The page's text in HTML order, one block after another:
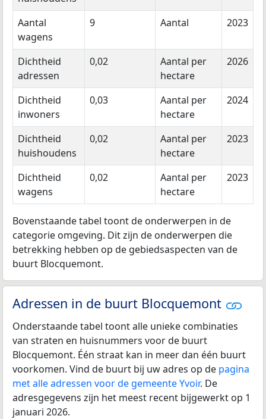
Aantal
wagens
9 Aantal 2023
Dichtheid
adressen
0,02
Aantal per
hectare
2026
Dichtheid
inwoners
0,03
Aantal per
hectare
2024
Dichtheid
huishoudens
0,02
Aantal per
hectare
2023
Dichtheid
wagens
0,02
Aantal per
hectare
2023
Bovenstaande tabel toont de onderwerpen in de
categorie omgeving. Dit zijn de onderwerpen die
betrekking hebben op de gebiedsaspecten van de
buurt Blocquemont.
Adressen in de buurt Blocquemont
Onderstaande tabel toont alle unieke combinaties
van straten en huisnummers voor de buurt
Blocquemont. Één straat kan in meer dan één buurt
voorkomen. Vind de buurt bij uw adres op de pagina
met alle adressen voor de gemeente Yvoir. De
adresgegevens zijn het meest recent bijgewerkt op 1
januari 2026.